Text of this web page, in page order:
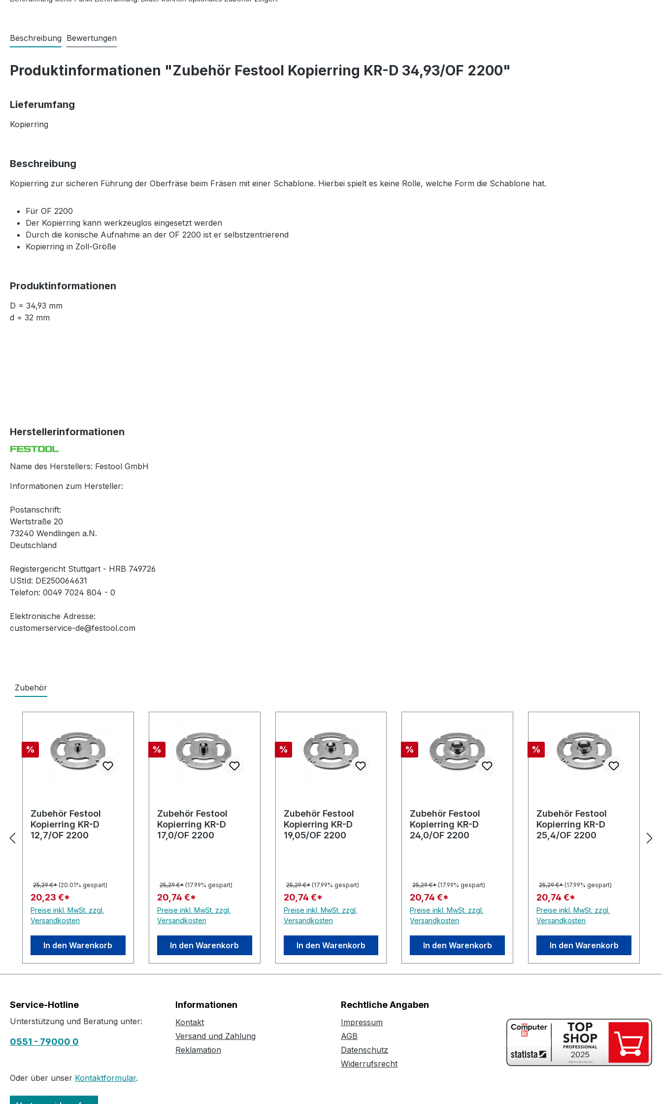
Beschreibung Bewertungen
Produktinformationen "Zubehör Festool Kopierring KR-D 34,93/OF 2200"
Lieferumfang
Kopierring
Beschreibung
Kopierring zur sicheren Führung der Oberfräse beim Fräsen mit einer Schablone. Hierbei spielt es keine Rolle, welche Form die Schablone hat.
Für OF 2200
Der Kopierring kann werkzeuglos eingesetzt werden
Durch die konische Aufnahme an der OF 2200 ist er selbstzentrierend
Kopierring in Zoll-Größe
Produktinformationen
D = 34,93 mm
d = 32 mm
Herstellerinformationen
Name des Herstellers: Festool GmbH
Informationen zum Hersteller:
Postanschrift:
Wertstraße 20
73240 Wendlingen a.N.
Deutschland
Registergericht Stuttgart - HRB 749726
UStId: DE250064631
Telefon: 0049 7024 804 - 0
Elektronische Adresse:
customerservice-de@festool.com
Zubehör
Rabatt
%
Zubehör Festool
Kopierring KR-D
12,7/OF 2200
25,29 €* (20.01% gespart)
20,23 €*
Preise inkl. MwSt. zzgl.
Versandkosten
In den Warenkorb
Rabatt
%
Zubehör Festool
Kopierring KR-D
17,0/OF 2200
25,29 €* (17.99% gespart)
20,74 €*
Preise inkl. MwSt. zzgl.
Versandkosten
In den Warenkorb
Rabatt
%
Zubehör Festool
Kopierring KR-D
19,05/OF 2200
25,29 €* (17.99% gespart)
20,74 €*
Preise inkl. MwSt. zzgl.
Versandkosten
In den Warenkorb
Rabatt
%
Zubehör Festool
Kopierring KR-D
24,0/OF 2200
25,29 €* (17.99% gespart)
20,74 €*
Preise inkl. MwSt. zzgl.
Versandkosten
In den Warenkorb
Rabatt
%
Zubehör Festool
Kopierring KR-D
25,4/OF 2200
25,29 €* (17.99% gespart)
20,74 €*
Preise inkl. MwSt. zzgl.
Versandkosten
In den Warenkorb
Service-Hotline
Unterstützung und Beratung unter:
0551 - 79000 0
Oder über unser Kontaktformular.
Informationen
Kontakt
Versand und Zahlung
Reklamation
Rechtliche Angaben
Impressum
AGB
Datenschutz
Widerrufsrecht